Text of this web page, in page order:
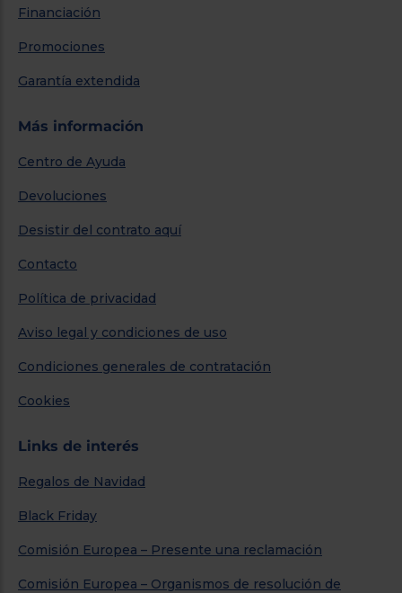
Financiación
Promociones
Garantía extendida
Más información
Centro de Ayuda
Devoluciones
Desistir del contrato aquí
Contacto
Política de privacidad
Aviso legal y condiciones de uso
Condiciones generales de contratación
Cookies
Links de interés
Regalos de Navidad
Black Friday
Comisión Europea – Presente una reclamación
Comisión Europea – Organismos de resolución de